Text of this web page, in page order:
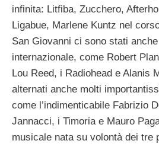
infinita: Litfiba, Zucchero,
Ligabue, Marlene Kuntz nel
San Giovanni ci sono stati
internazionale, come Robert
Lou Reed, i Radiohead e Alanis
alternati anche molti
come l’indimenticabile Fabrizio
Jannacci, i Timoria e Mauro
musicale nata su volontà dei tre